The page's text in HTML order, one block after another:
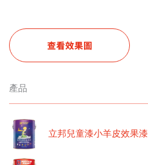
查看效果圖
產品
立邦兒童漆小羊皮效果漆